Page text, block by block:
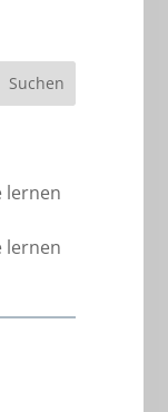
lernen
lernen